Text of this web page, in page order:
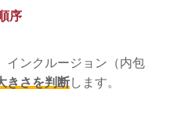
序
インクルージョン（内包
きさを判断します。